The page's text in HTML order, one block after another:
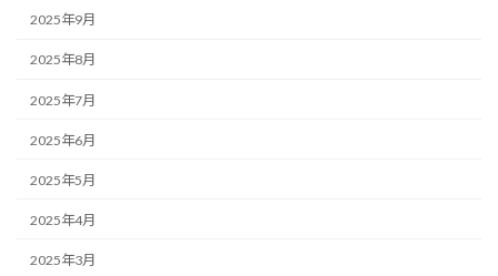
2025年9月
2025年8月
2025年7月
2025年6月
2025年5月
2025年4月
2025年3月